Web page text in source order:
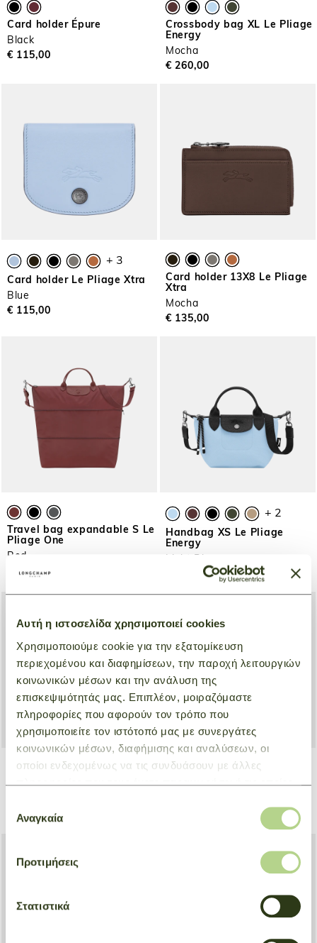
Αυτή η ιστοσελίδα χρησιμοποιεί cookies
Χρησιμοποιούμε cookie για την εξατομίκευση
περιεχομένου και διαφημίσεων, την παροχή λειτουργιών
κοινωνικών μέσων και την ανάλυση της
επισκεψιμότητάς μας. Επιπλέον, μοιραζόμαστε
πληροφορίες που αφορούν τον τρόπο που
χρησιμοποιείτε τον ιστότοπό μας με συνεργάτες
κοινωνικών μέσων, διαφήμισης και αναλύσεων, οι
οποίοι ενδεχομένως να τις συνδυάσουν με άλλες
πληροφορίες που τους έχετε παραχωρήσει ή τις οποίες
των υπηρεσιών τους.
συγκατάθεσης
Αναγκαία
Προτιμήσεις
Στατιστικά
Card holder Épure
Black
€ 115,00
Crossbody bag XL Le Pliage
Energy
Mocha
€ 260,00
+ 3
Card holder Le Pliage Xtra
Blue
€ 115,00
Card holder 13X8 Le Pliage
Xtra
Mocha
€ 135,00
Travel bag expandable S Le
Pliage One
Red
€ 260,00
+ 2
Handbag XS Le Pliage
Energy
€ 215,00
Key ring Planche de Surf
€ 125,00 € 87,50
Luggage tag Le Pliage One